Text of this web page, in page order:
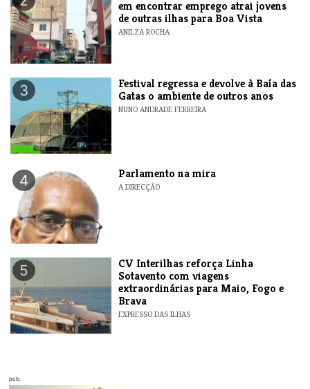
em encontrar emprego atrai jovens
de outras ilhas para Boa Vista
ANILZA ROCHA
3
Festival regressa e devolve à Baía das
Gatas o ambiente de outros anos
NUNO ANDRADE FERREIRA
4 Parlamento na mira
A DIRECÇÃO
5
​CV Interilhas reforça Linha
Sotavento com viagens
extraordinárias para Maio, Fogo e
Brava
EXPRESSO DAS ILHAS
pub.